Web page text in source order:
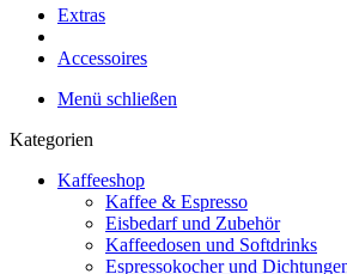
Kaffeeshop
Kaffee & Espresso
Eisbedarf und Zubehör
Kaffeedosen und Softdrinks